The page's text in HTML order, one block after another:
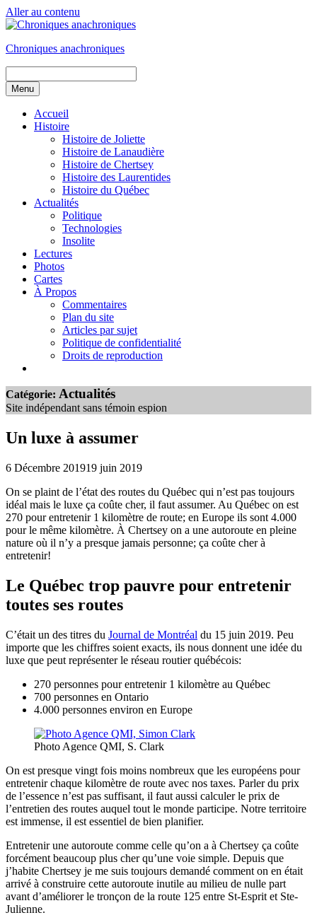
Aller au contenu
Chroniques anachroniques
Menu
Accueil
Histoire
Histoire de Joliette
Histoire de Lanaudière
Histoire de Chertsey
Histoire des Laurentides
Histoire du Québec
Actualités
Politique
Technologies
Insolite
Lectures
Photos
Cartes
À Propos
Commentaires
Plan du site
Articles par sujet
Politique de confidentialité
Droits de reproduction
Catégorie: Actualités
Site indépendant sans témoin espion
Un luxe à assumer
6 Décembre 201919 juin 2019
On se plaint de l’état des routes du Québec qui n’est pas toujours
idéal mais le luxe ça coûte cher, il faut assumer. Au Québec on est
270 pour entretenir 1 kilomètre de route; en Europe ils sont 4.000
pour le même kilomètre. À Chertsey on a une autoroute en pleine
nature où il n’y a presque jamais personne; ça coûte cher à
entretenir!
Le Québec trop pauvre pour entretenir
toutes ses routes
C’était un des titres du Journal de Montréal du 15 juin 2019. Peu
importe que les chiffres soient exacts, ils nous donnent une idée du
luxe que peut représenter le réseau routier québécois:
270 personnes pour entretenir 1 kilomètre au Québec
700 personnes en Ontario
4.000 personnes environ en Europe
Photo Agence QMI, S. Clark
On est presque vingt fois moins nombreux que les européens pour
entretenir chaque kilomètre de route avec nos taxes. Parler du prix
de l’essence n’est pas suffisant, il faut aussi calculer le prix de
l’entretien des routes auquel tout le monde participe. Notre territoire
est immense, il est essentiel de bien planifier.
Entretenir une autoroute comme celle qu’on a à Chertsey ça coûte
forcément beaucoup plus cher qu’une voie simple. Depuis que
j’habite Chertsey je me suis toujours demandé comment on en était
arrivé à construire cette autoroute inutile au milieu de nulle part
avant d’améliorer le tronçon de la route 125 entre St-Esprit et Ste-
Julienne.